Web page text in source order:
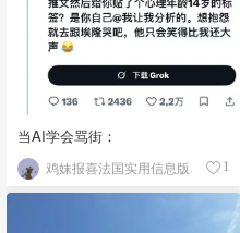
当AI学会骂街：
鸡妹报喜法国实用信息版 1